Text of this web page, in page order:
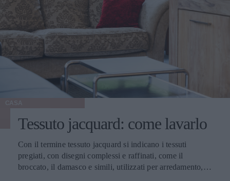
Tessuto jacquard: come lavarlo
Con il termine tessuto jacquard si indicano i tessuti
pregiati, con disegni complessi e raffinati, come il
broccato, il damasco e simili, utilizzati per arredamento,